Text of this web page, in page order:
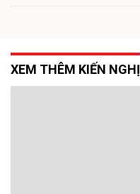
XEM THÊM KIẾN NGHỊ